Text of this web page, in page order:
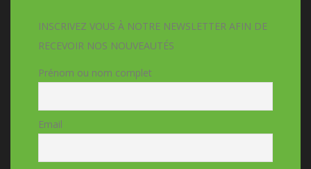
INSCRIVEZ VOUS À NOTRE NEWSLETTER AFIN DE
RECEVOIR NOS NOUVEAUTÉS
Prénom ou nom complet
Email